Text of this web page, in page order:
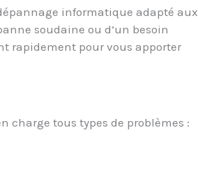
informatique adapté aux
soudaine ou d’un besoin
rapidement pour vous apporter
charge tous types de problèmes :